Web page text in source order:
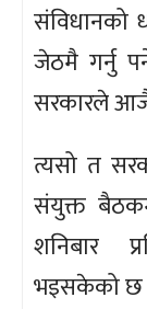
संविधानको
जेठमै गर्नु
सरकारले
त्यसो त
संयुक्त
शनिबार
भइसकेको छ